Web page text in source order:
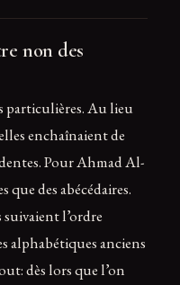
non des
particulières. Au lieu
enchaînaient de
Pour Ahmad Al-
que des abécédaires.
l’ordre
alphabétiques anciens
dès lors que l’on